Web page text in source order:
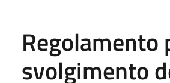
Regolamento
svolgimento